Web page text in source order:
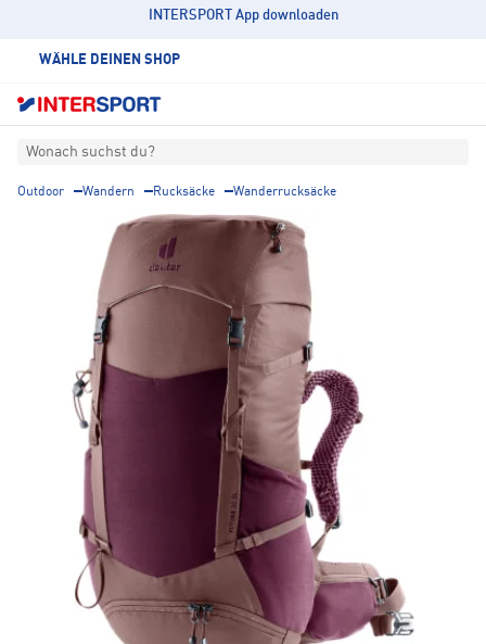
INTERSPORT App downloaden
WÄHLE DEINEN SHOP
Wonach suchst du?
Outdoor Wandern Rucksäcke Wanderrucksäcke